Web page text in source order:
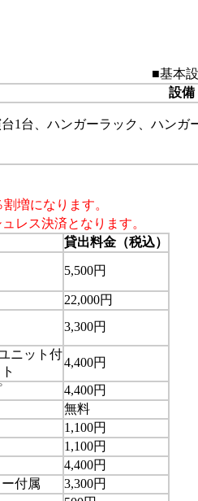
■基本
設備
1台、ハンガーラック、ハン
増になります。
レス決済となります。
貸出料金（税込）
5,500円
22,000円
3,300円
ニット付
4,400円
4,400円
無料
1,100円
1,100円
4,400円
付属
3,300円